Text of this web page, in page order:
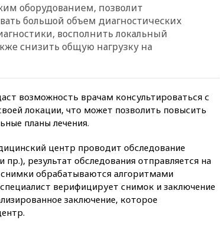
размере €800 млрд
14:49 Пентагон озаботился
критикой Трампа по поводу
дефицита боеприпасов
14:21 АТОР сообщила о
14:19 Масштабный сбой
произошел в рунете
14:14«Ведомости»: Озон банк
не пострадает от британских
санкций
оборудованием, позволит
большой объем диагностических
восполнить локальный
снизить общую нагрузку на
возможность врачам консультироваться с
локации, что может позволить повысить
планы лечения.
центр проводит обследование
результат обследования отправляется на
обрабатываются алгоритмами
верифицирует снимок и заключение
заключение, которое